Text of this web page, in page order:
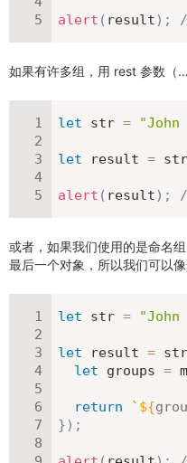
alert ( result) ;
如果有许多组，用 rest 参数（
let str = "John
let result = str
alert ( result) ;
或者，如果我们使用的是命名
最后一个对象，所以我们可以像
let str = "John
let result = str
let groups =
return ` ${
}) ;